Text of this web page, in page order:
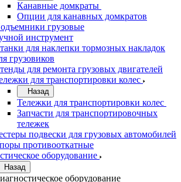
Канавные домкраты
Опции для канавных домкратов
грузовые
инструмент
для наклепки тормозных накладок
грузовиков
для ремонта грузовых двигателей
для транспортировки колес
Назад
Тележки для транспортировки колес
Запчасти для транспортировочных
тележек
подвески для грузовых автомобилей
противооткатные
оборудование
Назад
оборудование